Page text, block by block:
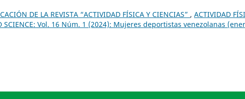
DE LA REVISTA “ACTIVIDAD FÍSICA Y CIENCIAS” , ACTIVIDAD
SCIENCE: Vol. 16 Núm. 1 (2024): Mujeres deportistas venezolanas